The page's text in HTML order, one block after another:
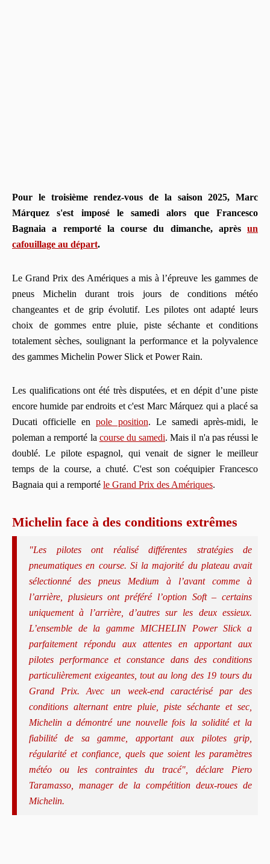
Pour le troisième rendez-vous de la saison 2025, Marc
Márquez s'est imposé le samedi alors que Francesco
Bagnaia a remporté la course du dimanche, après un
cafouillage au départ.
Le Grand Prix des Amériques a mis à l’épreuve les gammes de
pneus Michelin durant trois jours de conditions météo
changeantes et de grip évolutif. Les pilotes ont adapté leurs
choix de gommes entre pluie, piste séchante et conditions
totalement sèches, soulignant la performance et la polyvalence
des gammes Michelin Power Slick et Power Rain.
Les qualifications ont été très disputées, et en dépit d’une piste
encore humide par endroits et c'est Marc Márquez qui a placé sa
Ducati officielle enpole position. Le samedi après-midi, le
poleman a remporté la course du samedi. Mais il n'a pas réussi le
doublé. Le pilote espagnol, qui venait de signer le meilleur
temps de la course, a chuté. C'est son coéquipier Francesco
Bagnaia qui a remporté le Grand Prix des Amériques.
Michelin face à des conditions extrêmes
"Les pilotes ont réalisé différentes stratégies de
pneumatiques en course. Si la majorité du plateau avait
sélectionné des pneus Medium à l’avant comme à
l’arrière, plusieurs ont préféré l’option Soft – certains
uniquement à l’arrière, d’autres sur les deux essieux.
L’ensemble de la gamme MICHELIN Power Slick a
parfaitement répondu aux attentes en apportant aux
pilotes performance et constance dans des conditions
particulièrement exigeantes, tout au long des 19 tours du
Grand Prix. Avec un week-end caractérisé par des
conditions alternant entre pluie, piste séchante et sec,
Michelin a démontré une nouvelle fois la solidité et la
fiabilité de sa gamme, apportant aux pilotes grip,
régularité et confiance, quels que soient les paramètres
météo ou les contraintes du tracé", déclare Piero
Taramasso, manager de la compétition deux-roues de
Michelin.